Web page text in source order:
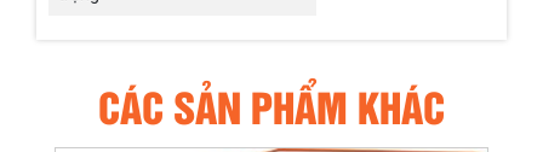
CÁC SẢN PHẨM KHÁC